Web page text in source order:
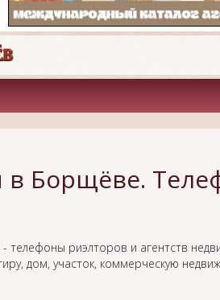
Борщёве.
- телефоны риэлторов и агентств
дом, участок, коммерческую